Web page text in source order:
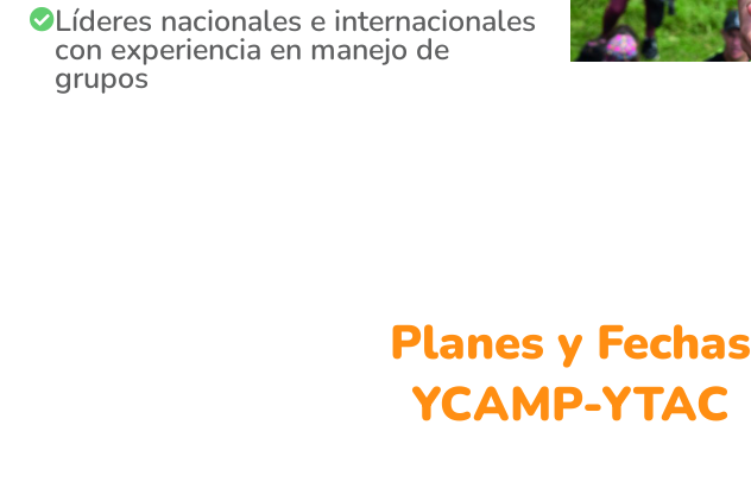
Líderes nacionales e internacionales
con experiencia en manejo de
grupos
Planes y Fechas
YCAMP-YTAC